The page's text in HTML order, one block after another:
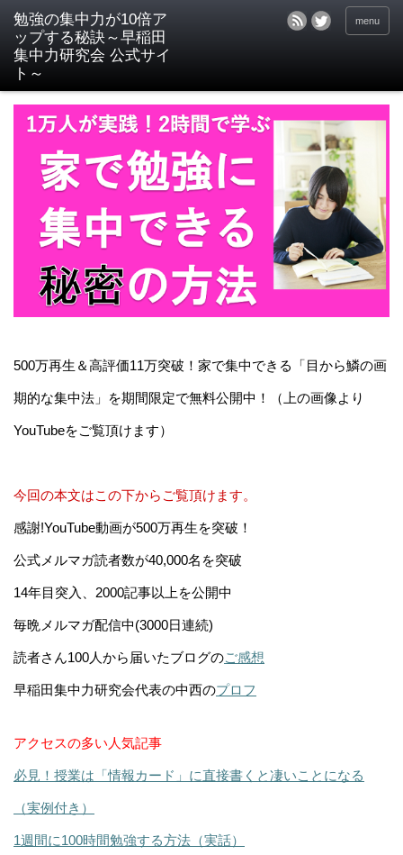
menu
500万再生＆高評価11万突破！家で集中できる「目から鱗の画
期的な集中法」を期間限定で無料公開中！（上の画像より
YouTubeをご覧頂けます）
今回の本文はこの下からご覧頂けます。
感謝!YouTube動画が500万再生を突破！
公式メルマガ読者数が40,000名を突破
14年目突入、2000記事以上を公開中
毎晩メルマガ配信中(3000日連続)
読者さん100人から届いたブログのご感想
早稲田集中力研究会代表の中西のプロフ
アクセスの多い人気記事
必見！授業は「情報カード」に直接書くと凄いことになる
（実例付き）
1週間に100時間勉強する方法（実話）